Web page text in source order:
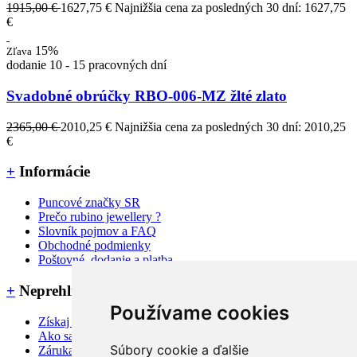
Používame cookies
Súbory cookie a ďalšie
1915,00 €1627,75 € Najnižšia cena za posledných 30 dní: 1627,75
€
Zľava 15%
dodanie 10 - 15 pracovných dní
Svadobné obrúčky RBO-006-MZ žlté zlato
2365,00 €2010,25 € Najnižšia cena za posledných 30 dní: 2010,25
€
+ Informácie
Puncové značky SR
Prečo rubino jewellery ?
Slovník pojmov a FAQ
Obchodné podmienky
Poštovné, dodanie a platba
+ Neprehliadnite
Získaj 3% zľavu na nákup
Ako sa starať o šperky
Záruka a reklamačné podmienky